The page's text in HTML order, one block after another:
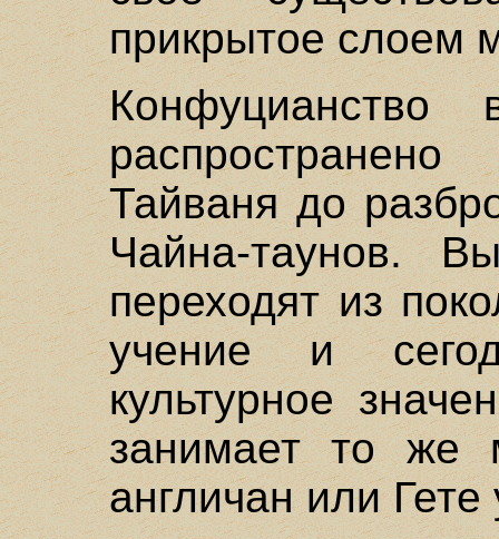
прикрытое слоем
Тайваня до
Чайна-таунов.
переходят из
учение и
культурное
занимает то же
англичан или